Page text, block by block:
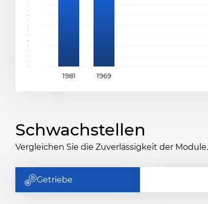
1981 1969
Schwachstellen
Vergleichen Sie die Zuverlässigkeit der
Getriebe